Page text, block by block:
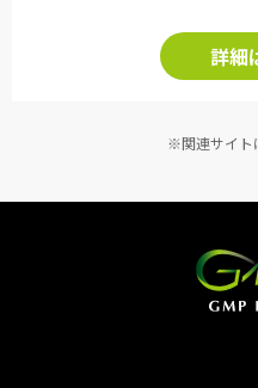
詳細
※関連サイト